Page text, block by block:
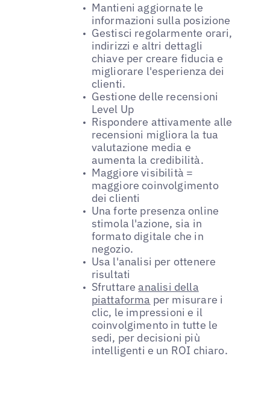
Mantieni aggiornate le
informazioni sulla posizione
Gestisci regolarmente orari,
indirizzi e altri dettagli
chiave per creare fiducia e
migliorare l'esperienza dei
clienti.
Gestione delle recensioni
Level Up
Rispondere attivamente alle
recensioni migliora la tua
valutazione media e
aumenta la credibilità.
Maggiore visibilità =
maggiore coinvolgimento
dei clienti
Una forte presenza online
stimola l'azione, sia in
formato digitale che in
negozio.
Usa l'analisi per ottenere
risultati
Sfruttareanalisi della
piattaforma per misurare i
clic, le impressioni e il
coinvolgimento in tutte le
sedi, per decisioni più
intelligenti e un ROI chiaro.